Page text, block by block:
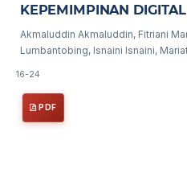
KEPEMIMPINAN
Akmaluddin Akmaluddin, Fitriani
Lumbantobing, Isnaini Isnaini,
16-24
PDF